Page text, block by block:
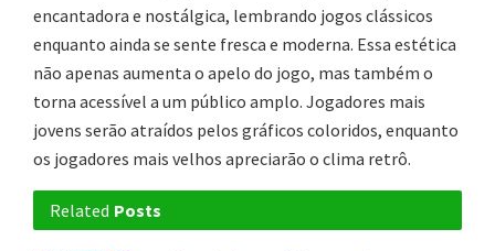
encantadora e nostálgica, lembrando jogos clássicos
enquanto ainda se sente fresca e moderna. Essa estética
não apenas aumenta o apelo do jogo, mas também o
torna acessível a um público amplo. Jogadores mais
jovens serão atraídos pelos gráficos coloridos, enquanto
os jogadores mais velhos apreciarão o clima retrô.
Related Posts